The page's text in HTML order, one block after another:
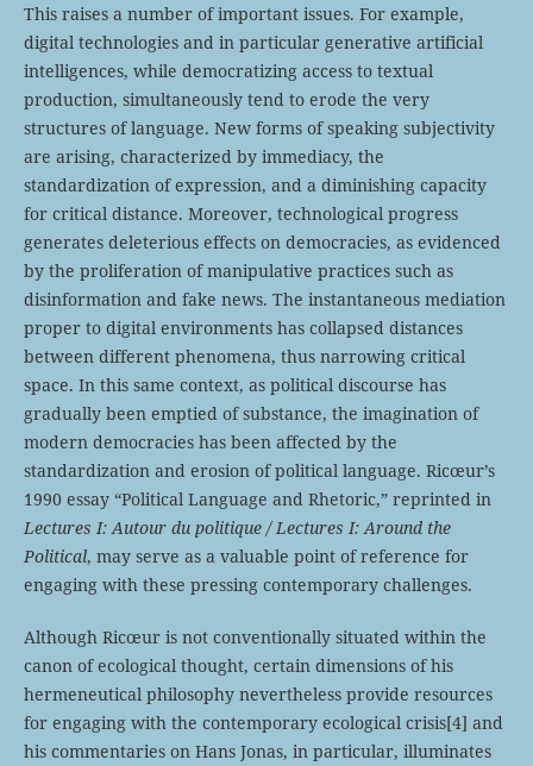
This raises a number of important issues. For example,
digital technologies and in particular generative artificial
intelligences, while democratizing access to textual
production, simultaneously tend to erode the very
structures of language. New forms of speaking subjectivity
are arising, characterized by immediacy, the
standardization of expression, and a diminishing capacity
for critical distance. Moreover, technological progress
generates deleterious effects on democracies, as evidenced
by the proliferation of manipulative practices such as
disinformation and fake news. The instantaneous mediation
proper to digital environments has collapsed distances
between different phenomena, thus narrowing critical
space. In this same context, as political discourse has
gradually been emptied of substance, the imagination of
modern democracies has been affected by the
standardization and erosion of political language. Ricœur’s
1990 essay “Political Language and Rhetoric,” reprinted in
Lectures I: Autour du politique / Lectures I: Around the
Political, may serve as a valuable point of reference for
engaging with these pressing contemporary challenges.
Although Ricœur is not conventionally situated within the
canon of ecological thought, certain dimensions of his
hermeneutical philosophy nevertheless provide resources
for engaging with the contemporary ecological crisis[4] and
his commentaries on Hans Jonas, in particular, illuminates